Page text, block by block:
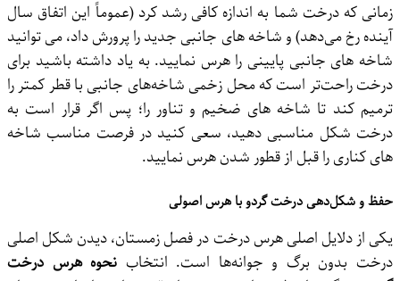
زمانی که درخت شما به ‌اندازه کافی رشد کرد (عموماً این اتفاق سال
آینده رخ می‌دهد) و شاخه ‌های جانبی جدید را پرورش داد، می‌ توانید
شاخه ‌های جانبی پایینی را هرس نمایید. به یاد داشته باشید برای
درخت راحت‌تر است که محل زخمی شاخه‌های جانبی با قطر کمتر را
ترمیم کند تا شاخه‌ های ضخیم و تناور را؛ پس اگر قرار است به
درخت شکل مناسبی دهید، سعی کنید در فرصت مناسب شاخه
‌های کناری را قبل از قطور شدن هرس نمایید.
حفظ و شکل‌دهی درخت گردو با هرس اصولی
یکی از دلایل اصلی هرس درخت در فصل زمستان، دیدن شکل اصلی
درخت بدون برگ و جوانه‌ها است. انتخاب نحوه هرس درخت